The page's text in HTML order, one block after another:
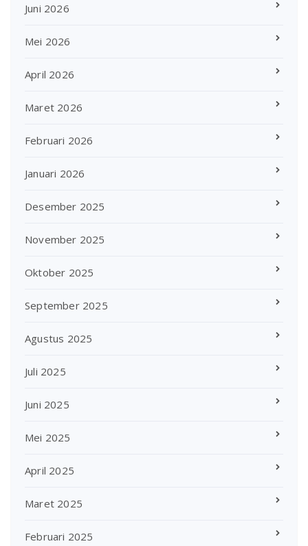
Juni 2026
Mei 2026
April 2026
Maret 2026
Februari 2026
Januari 2026
Desember 2025
November 2025
Oktober 2025
September 2025
Agustus 2025
Juli 2025
Juni 2025
Mei 2025
April 2025
Maret 2025
Februari 2025